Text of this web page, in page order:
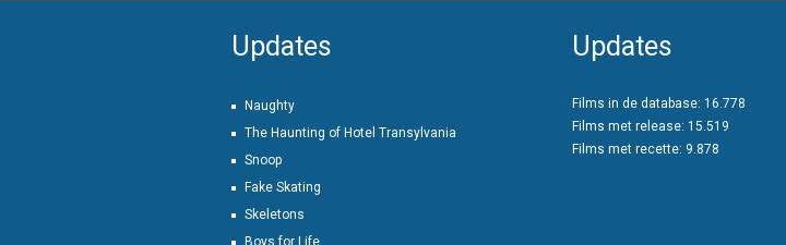
Updates
Naughty
The Haunting of Hotel Transylvania
Snoop
Fake Skating
Skeletons
Boys for Life
Updates
Films in de database: 16.778
Films met release: 15.519
Films met recette: 9.878